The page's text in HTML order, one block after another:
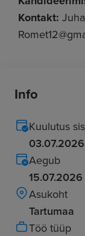
Kontakt:
Info
Kuulutus
03.07.2026
Aegub
15.07.2026
Asukoht
Tartumaa
Töö tüüp